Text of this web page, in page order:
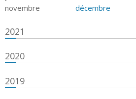
novembre
décembre
2021
2020
2019